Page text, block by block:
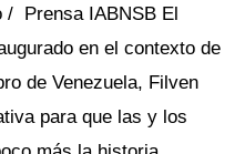
/ Prensa IABNSB El
en el contexto de
de Venezuela, Filven
para que las y los